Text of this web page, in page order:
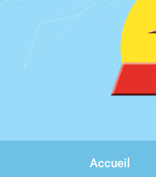
Accueil